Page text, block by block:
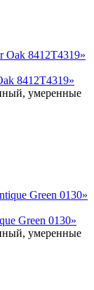
8412T4319»
умеренные
Green 0130»
умеренные